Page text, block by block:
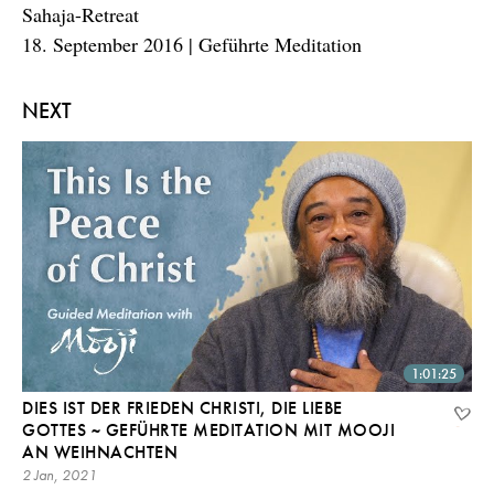
NEXT
1:01:25
DIES IST DER FRIEDEN CHRISTI, DIE LIEBE
GOTTES ~ GEFÜHRTE MEDITATION MIT MOOJI
AN WEIHNACHTEN
2 Jan, 2021
Sahaja-Retreat
18. September 2016 | Geführte Meditation